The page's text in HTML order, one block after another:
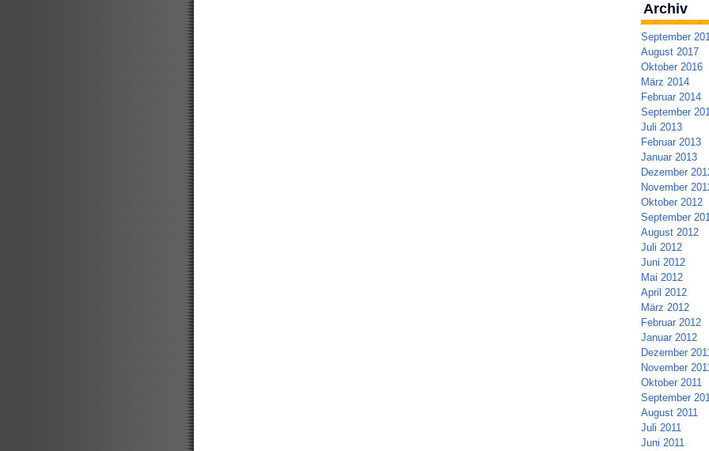
Archiv
September
August 2017
Oktober 2016
März 2014
Februar 2014
September
Juli 2013
Februar 2013
Januar 2013
Dezember
November
Oktober 2012
September
August 2012
Juli 2012
Juni 2012
Mai 2012
April 2012
März 2012
Februar 2012
Januar 2012
Dezember
November
Oktober 2011
September
August 2011
Juli 2011
Juni 2011